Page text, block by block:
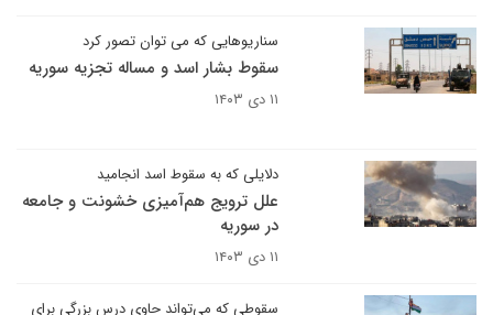
سناریوهایی که می توان تصور کرد
سقوط بشار اسد و مساله تجزیه سوریه
۱۱ دی ۱۴۰۳
دلایلی که به سقوط اسد انجامید
علل ترویج هم‌آمیزی خشونت ‌و جامعه
در سوریه
۱۱ دی ۱۴۰۳
سقوطی که می‌تواند حاوی درس بزرگی برای